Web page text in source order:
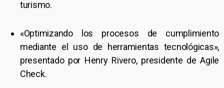
turismo.
«Optimizando los procesos de cumplimiento
mediante el uso de herramientas tecnológicas»,
presentado por Henry Rivero, presidente de Agile
Check.